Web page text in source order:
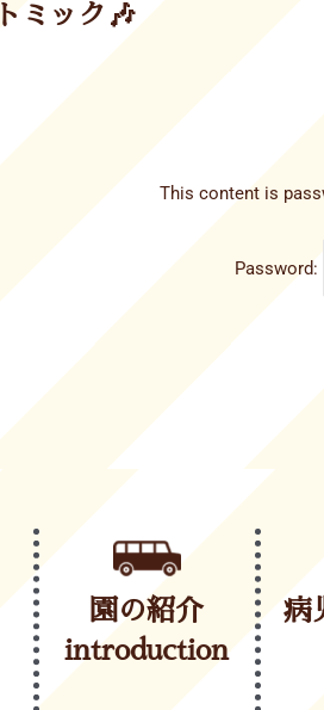
ミック🎶
This content is
Password:
園の紹介
introduction
病